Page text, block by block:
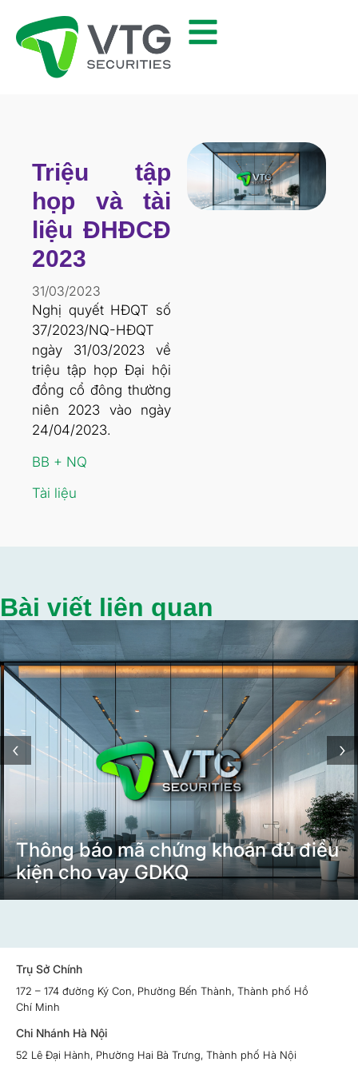
Triệu tập
họp và tài
liệu ĐHĐCĐ
2023
31/03/2023
Nghị quyết HĐQT số
37/2023/NQ-HĐQT
ngày 31/03/2023 về
triệu tập họp Đại hội
đồng cổ đông thường
niên 2023 vào ngày
24/04/2023.
BB + NQ
Tài liệu
Bài viết liên quan
Thông báo mã chứng khoán đủ điều
kiện cho vay GDKQ
‹ ›
Trụ Sở Chính
172 – 174 đường Ký Con, Phường Bến Thành, Thành phố Hồ
Chí Minh
Chi Nhánh Hà Nội
52 Lê Đại Hành, Phường Hai Bà Trưng, Thành phố Hà Nội